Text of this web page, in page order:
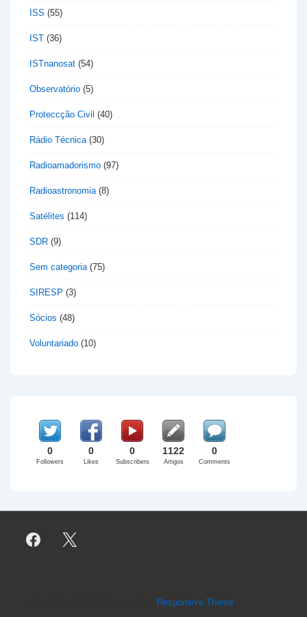
ISS (55)
IST (36)
ISTnanosat (54)
Observatório (5)
Proteccção Civil (40)
Rádio Técnica (30)
Radioamadorismo (97)
Radioastronomia (8)
Satélites (114)
SDR (9)
Sem categoria (75)
SIRESP (3)
Sócios (48)
Voluntariado (10)
0
Followers
0
Likes
0
Subscribers
1122
Artigos
0
Comments
Responsive Theme